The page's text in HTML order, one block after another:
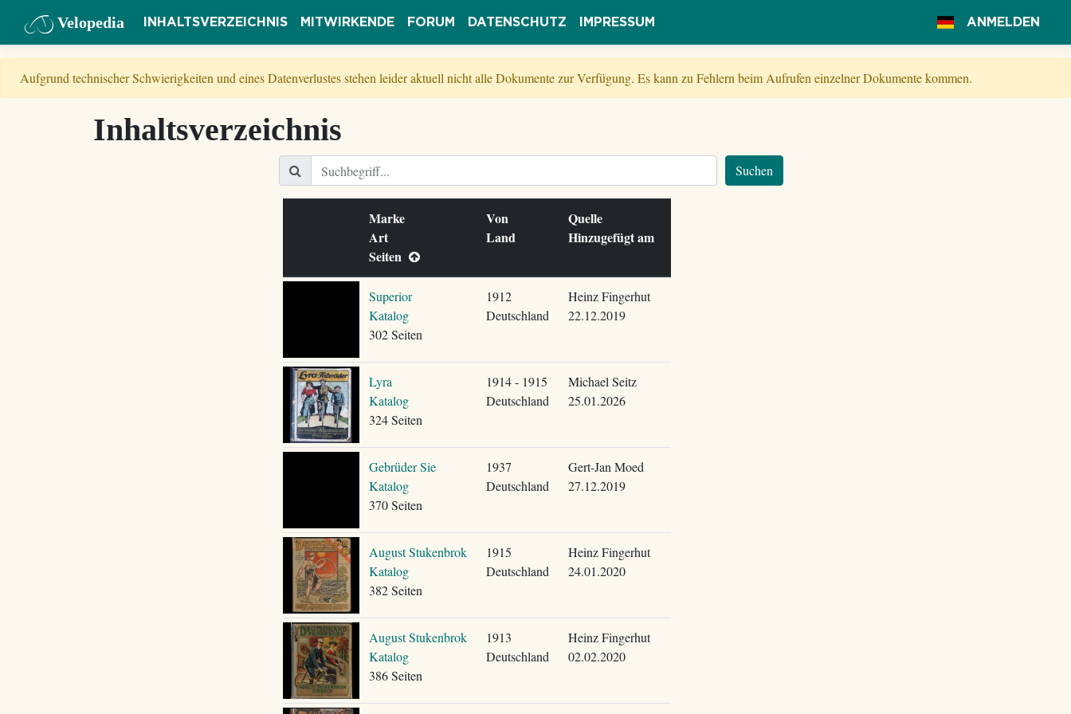
Velopedia INHALTSVERZEICHNIS MITWIRKENDE FORUM DATENSCHUTZ IMPRESSUM ANMELDEN
Aufgrund technischer Schwierigkeiten und eines Datenverlustes stehen leider aktuell nicht alle Dokumente zur Verfügung. Es kann zu Fehlern beim Aufrufen einzelner Dokumente kommen.
Inhaltsverzeichnis
Suchen
Marke
Art
Seiten
Von
Land
Quelle
Hinzugefügt am
Superior
Katalog
302 Seiten
1912
Deutschland
Heinz Fingerhut
22.12.2019
Lyra
Katalog
324 Seiten
1914 - 1915
Deutschland
Michael Seitz
25.01.2026
Gebrüder Sie
Katalog
370 Seiten
1937
Deutschland
Gert-Jan Moed
27.12.2019
August Stukenbrok
Katalog
382 Seiten
1915
Deutschland
Heinz Fingerhut
24.01.2020
August Stukenbrok
Katalog
386 Seiten
1913
Deutschland
Heinz Fingerhut
02.02.2020